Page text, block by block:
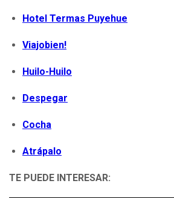
Hotel Termas Puyehue
Viajobien!
Huilo-Huilo
Despegar
Cocha
Atrápalo
TE PUEDE INTERESAR: